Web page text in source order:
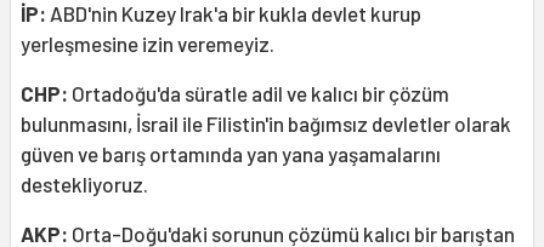
İP: ABD'nin Kuzey Irak'a bir kukla devlet kurup
yerleşmesine izin veremeyiz.
CHP: Ortadoğu'da süratle adil ve kalıcı bir çözüm
bulunmasını, İsrail ile Filistin'in bağımsız devletler olarak
güven ve barış ortamında yan yana yaşamalarını
destekliyoruz.
AKP: Orta-Doğu'daki sorunun çözümü kalıcı bir barıştan